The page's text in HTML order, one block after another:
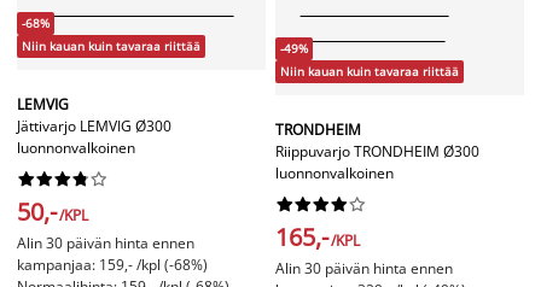
-68%
Niin kauan kuin tavaraa riittää
LEMVIG
Jättivarjo LEMVIG Ø300
luonnonvalkoinen






50,-/KPL
Alin 30 päivän hinta ennen
kampanjaa: 159,- /kpl (-68%)
-49%
Niin kauan kuin tavaraa riittää
TRONDHEIM
Riippuvarjo TRONDHEIM Ø300
luonnonvalkoinen






165,-/KPL
Alin 30 päivän hinta ennen